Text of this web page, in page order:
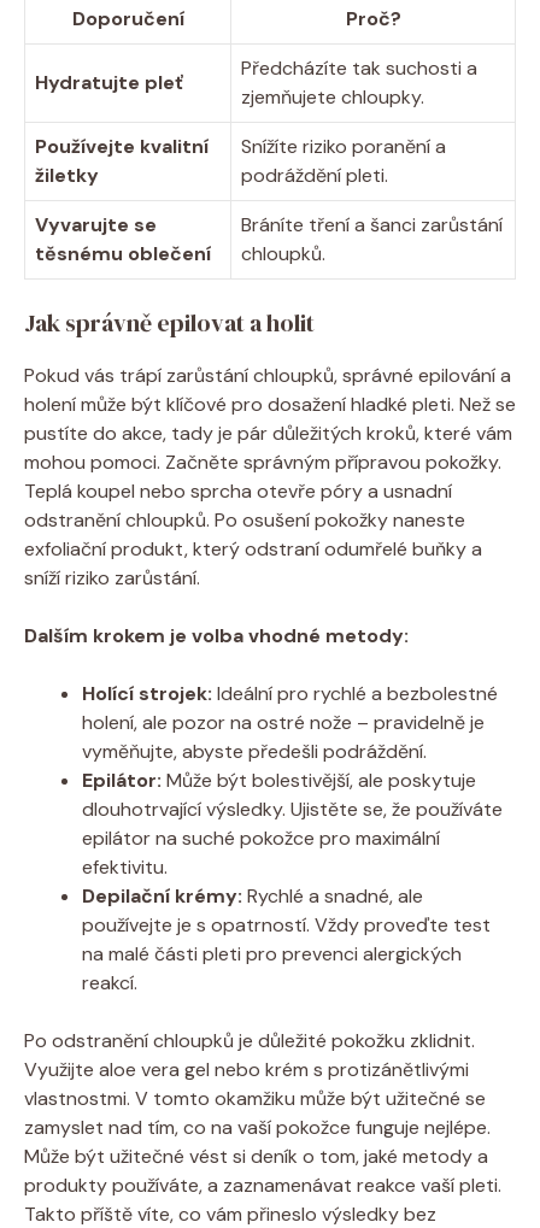
Doporučení Proč?
Hydratujte pleť
Předcházíte tak suchosti a
zjemňujete chloupky.
Používejte kvalitní
žiletky
Snížíte riziko poranění a
podráždění pleti.
Vyvarujte se
těsnému oblečení
Bráníte tření a šanci zarůstání
chloupků.
Jak správně epilovat a holit
Pokud vás trápí zarůstání chloupků, správné epilování a
holení může být klíčové pro dosažení hladké pleti. Než se
pustíte do akce, tady je pár důležitých kroků, které vám
mohou pomoci. Začněte správným přípravou pokožky.
Teplá koupel nebo sprcha otevře póry a usnadní
odstranění chloupků. Po osušení pokožky naneste
exfoliační produkt, který odstraní odumřelé buňky a
sníží riziko zarůstání.
Dalším krokem je volba vhodné metody:
Holící strojek: Ideální pro rychlé a bezbolestné
holení, ale pozor na ostré nože – pravidelně je
vyměňujte, abyste předešli podráždění.
Epilátor: Může být bolestivější, ale poskytuje
dlouhotrvající výsledky. Ujistěte se, že používáte
epilátor na suché pokožce pro maximální
efektivitu.
Depilační krémy: Rychlé a snadné, ale
používejte je s opatrností. Vždy proveďte test
na malé části pleti pro prevenci alergických
reakcí.
Po odstranění chloupků je důležité pokožku zklidnit.
Využijte aloe vera gel nebo krém s protizánětlivými
vlastnostmi. V tomto okamžiku může být užitečné se
zamyslet nad tím, co na vaší pokožce funguje nejlépe.
Může být užitečné vést si deník o tom, jaké metody a
produkty používáte, a zaznamenávat reakce vaší pleti.
Takto příště víte, co vám přineslo výsledky bez